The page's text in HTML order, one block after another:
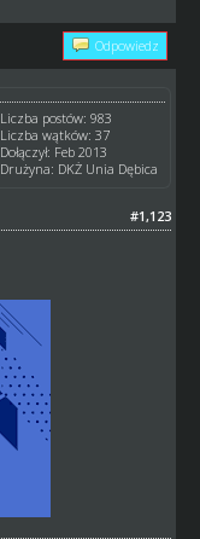
Odpowiedz
Liczba postów: 983
Liczba wątków: 37
Dołączył: Feb 2013
Drużyna: DKŻ Unia Dębica
#1,123